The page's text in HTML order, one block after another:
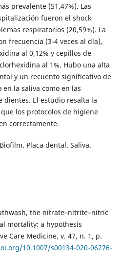
prevalente (51,47%). Las
fueron el shock
respiratorios (20,59%). La
frecuencia (3-4 veces al día),
al 0,12% y cepillos de
al 1%. Hubo una alta
y un recuento significativo de
la saliva como en las
dientes. El estudio resalta la
los protocolos de higiene
correctamente.
Placa dental. Saliva.
the nitrate–nitrite–nitric
mortality: a hypothesis
Care Medicine, v. 47, n. 1, p.
10.1007/s00134-020-06276-